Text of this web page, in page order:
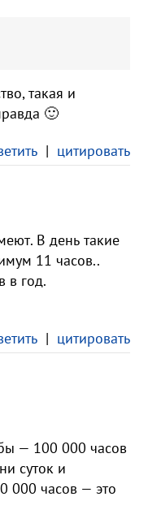
такая и
🙂
| цитировать
В день такие
11 часов..
в год.
| цитировать
— 100 000 часов
суток и
000 часов — это